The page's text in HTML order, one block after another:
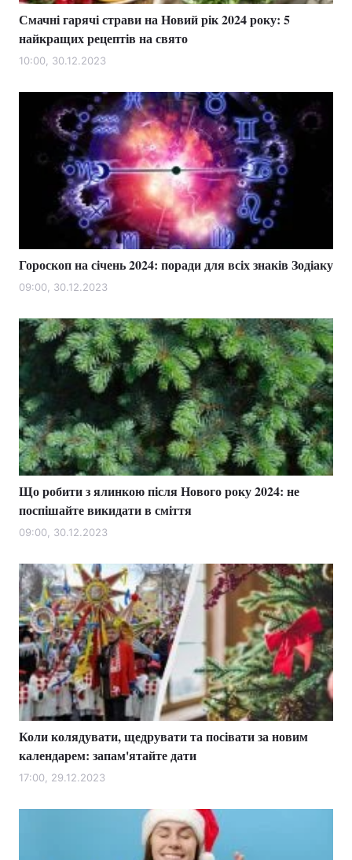
Смачні гарячі страви на Новий рік 2024 року: 5
найкращих рецептів на свято
10:00, 30.12.2023
Гороскоп на січень 2024: поради для всіх знаків Зодіаку
09:00, 30.12.2023
Що робити з ялинкою після Нового року 2024: не
поспішайте викидати в сміття
09:00, 30.12.2023
Коли колядувати, щедрувати та посівати за новим
календарем: запам'ятайте дати
17:00, 29.12.2023